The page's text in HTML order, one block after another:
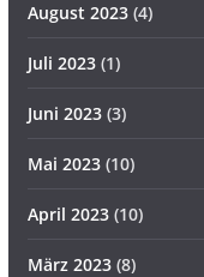
August 2023(4)
Juli 2023(1)
Juni 2023(3)
Mai 2023(10)
April 2023(10)
März 2023(8)